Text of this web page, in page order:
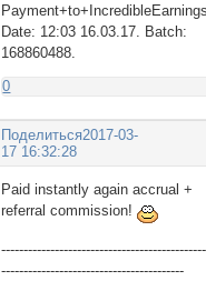
Date: 12:03 16.03.17. Batch:
168860488.
0
Поделиться2017-03-
17 16:32:28
Paid instantly again accrual +
referral commission!
-----------------------------------------